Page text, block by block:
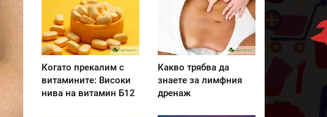
Когато прекалим с
витамините: Високи
нива на витамин Б12
Какво трябва да
знаете за лимфния
дренаж